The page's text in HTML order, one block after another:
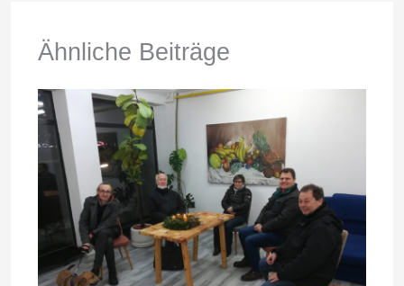
Ähnliche Beiträge